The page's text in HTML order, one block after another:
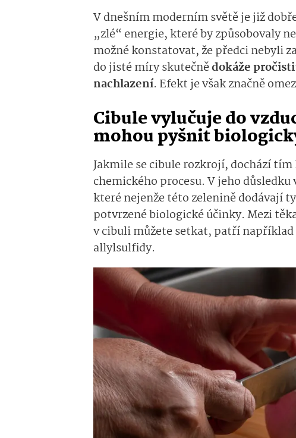
V dnešním moderním světě je již
„zlé“ energie, které by způsobovaly
možné konstatovat, že předci nebyli
do jisté míry skutečnědokáže
nachlazení. Efekt je však značně
Cibule vylučuje do
mohou pyšnit
Jakmile se cibule rozkrojí, dochází
chemického procesu. V jeho
které nejenže této zelenině dodávají
potvrzené biologické účinky. Mezi
v cibuli můžete setkat, patří
allylsulfidy.